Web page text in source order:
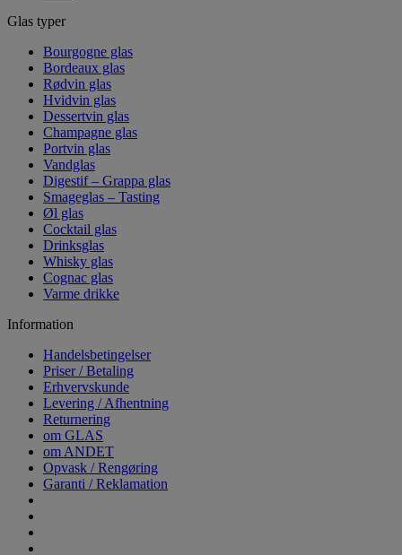
Glas typer
Bourgogne glas
Bordeaux glas
Rødvin glas
Hvidvin glas
Dessertvin glas
Champagne glas
Portvin glas
Vandglas
Digestif – Grappa glas
Smageglas – Tasting
Øl glas
Cocktail glas
Drinksglas
Whisky glas
Cognac glas
Varme drikke
Information
Handelsbetingelser
Priser / Betaling
Erhvervskunde
Levering / Afhentning
Returnering
om GLAS
om ANDET
Opvask / Rengøring
Garanti / Reklamation